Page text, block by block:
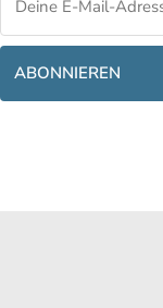
ABONNIEREN